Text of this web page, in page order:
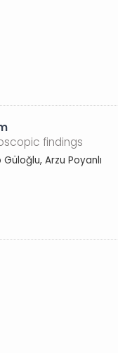
findings
Arzu Poyanlı